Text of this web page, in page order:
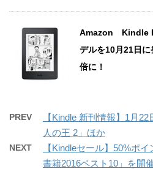
Amazon Kindle
デルを10月21日
倍に！
PREV
【Kindle 新刊情報】1月
人の王 2」ほか
NEXT
【Kindleセール】50%ポ
書籍2016ベスト10」を開